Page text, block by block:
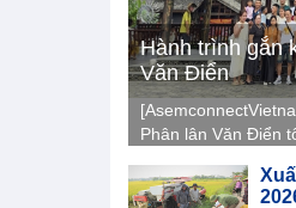
Hành trình gắn
Văn Điển
Phân lân Văn Điển
văn hóa doanh